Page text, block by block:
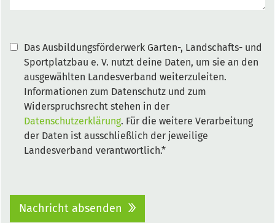
Das Ausbildungsförderwerk Garten-, Landschafts- und
Sportplatzbau e. V. nutzt deine Daten, um sie an den
ausgewählten Landesverband weiterzuleiten.
Informationen zum Datenschutz und zum
Widerspruchsrecht stehen in der
Datenschutzerklärung. Für die weitere Verarbeitung
der Daten ist ausschließlich der jeweilige
Landesverband verantwortlich.*
Nachricht absenden